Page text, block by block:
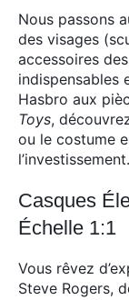
Nous passons
des visages
accessoires
indispensables
Hasbro aux
Toys,
ou le costume
l’investissement.
Casques
Échelle 1:1
Vous rêvez
Steve Rogers,